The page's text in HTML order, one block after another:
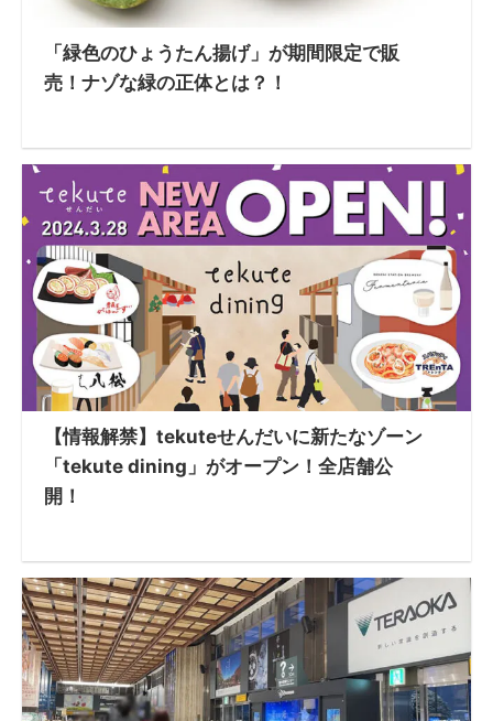
「緑色のひょうたん揚げ」が期間限定で販
売！ナゾな緑の正体とは？！
【情報解禁】tekuteせんだいに新たなゾーン
「tekute dining」がオープン！全店舗公
開！